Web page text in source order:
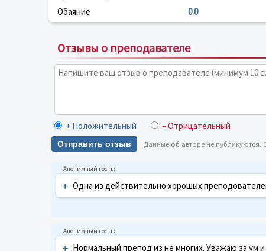
Обаяние
0.0
Отзывы о преподавателе
+ Положительный – Отрицательный
Отправить отзыв Данные об авторе не
+ Одна из действительно хорошых
+ Нормальный препод из не многих. Уважаю за ум